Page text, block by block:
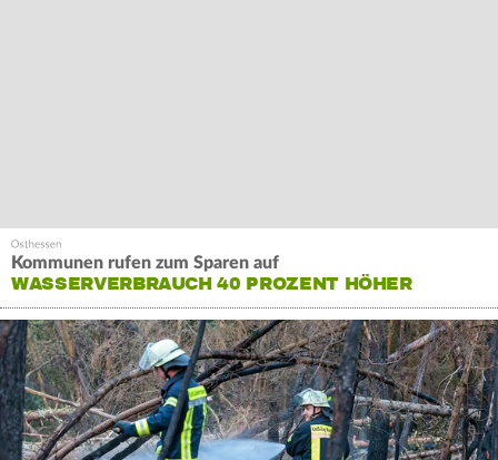
Kommunen rufen zum Sparen auf
WASSERVERBRAUCH 40 PROZENT HÖHER